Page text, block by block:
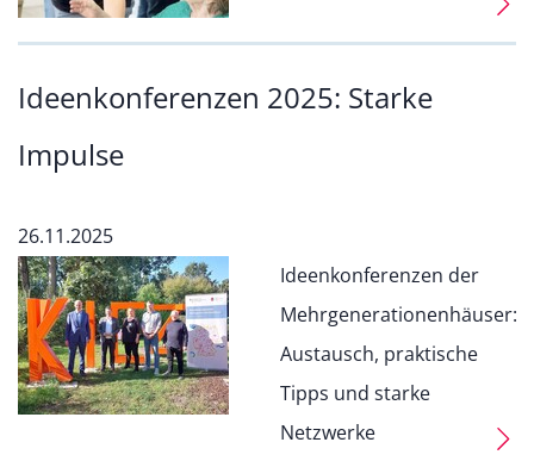
Ideenkonferenzen 2025: Starke
Impulse
26.11.2025
Ideenkonferenzen der
Mehrgenerationenhäuser:
Austausch, praktische
Tipps und starke
Netzwerke